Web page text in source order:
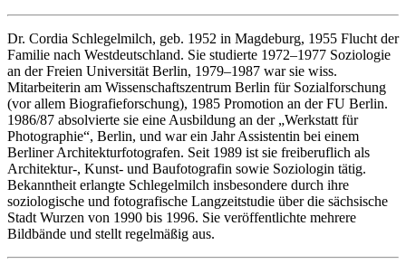
Dr. Cordia Schlegelmilch, geb. 1952 in Magdeburg, 1955 Flucht der
Familie nach Westdeutschland. Sie studierte 1972–1977 Soziologie
an der Freien Universität Berlin, 1979–1987 war sie wiss.
Mitarbeiterin am Wissenschaftszentrum Berlin für Sozialforschung
(vor allem Biografieforschung), 1985 Promotion an der FU Berlin.
1986/87 absolvierte sie eine Ausbildung an der „Werkstatt für
Photographie“, Berlin, und war ein Jahr Assistentin bei einem
Berliner Architekturfotografen. Seit 1989 ist sie freiberuflich als
Architektur-, Kunst- und Baufotografin sowie Soziologin tätig.
Bekanntheit erlangte Schlegelmilch insbesondere durch ihre
soziologische und fotografische Langzeitstudie über die sächsische
Stadt Wurzen von 1990 bis 1996. Sie veröffentlichte mehrere
Bildbände und stellt regelmäßig aus.